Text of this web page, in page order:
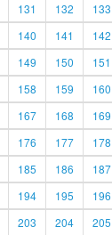
131 132 133
140 141 142
149 150 151
158 159 160
167 168 169
176 177 178
185 186 187
194 195 196
203 204 205